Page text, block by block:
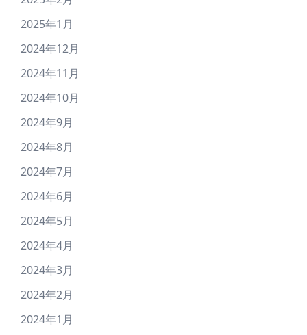
2025年1月
2024年12月
2024年11月
2024年10月
2024年9月
2024年8月
2024年7月
2024年6月
2024年5月
2024年4月
2024年3月
2024年2月
2024年1月